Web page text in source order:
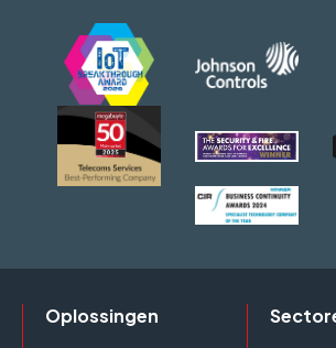
Oplossingen